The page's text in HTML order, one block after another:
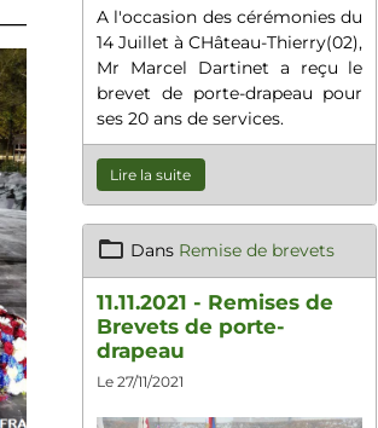
A l'occasion des cérémonies du
14 Juillet à CHâteau-Thierry(02),
Mr Marcel Dartinet a reçu le
brevet de porte-drapeau pour
ses 20 ans de services.
Lire la suite
Dans Remise de brevets
11.11.2021 - Remises de
Brevets de porte-
drapeau
Le 27/11/2021